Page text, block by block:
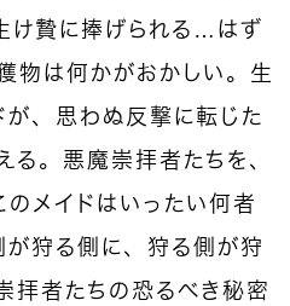
け贄に捧げられる…はず
物は何かがおかしい。生
が、思わぬ反撃に転じた
る。悪魔崇拝者たちを、
メイドはいったい何者
狩る側に、狩る側が狩
拝者たちの恐るべき秘密